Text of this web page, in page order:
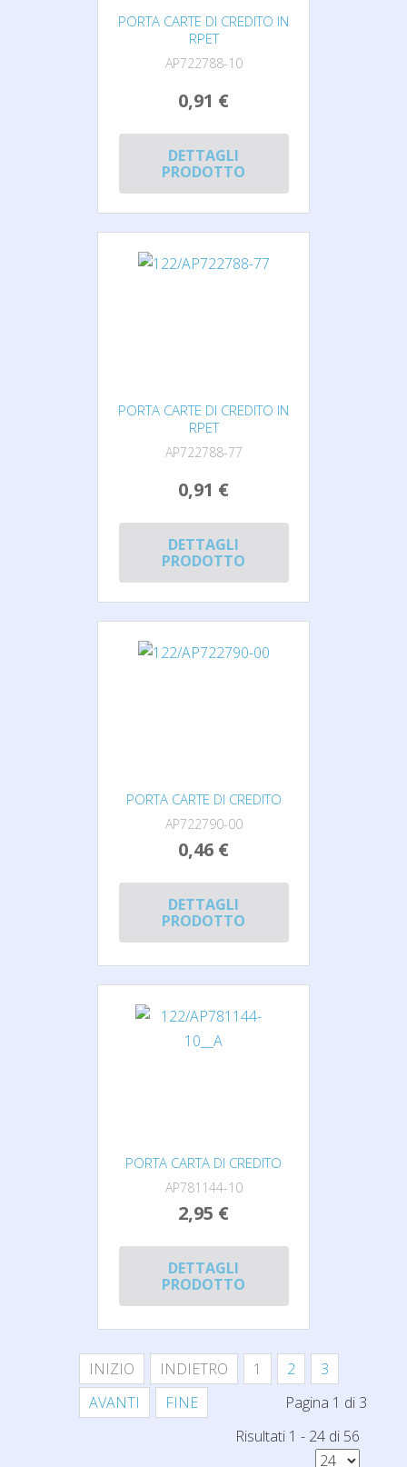
PORTA CARTE DI CREDITO IN
RPET
AP722788-10
0,91 €
DETTAGLI
PRODOTTO
PORTA CARTE DI CREDITO IN
RPET
AP722788-77
0,91 €
DETTAGLI
PRODOTTO
PORTA CARTE DI CREDITO
AP722790-00
0,46 €
DETTAGLI
PRODOTTO
PORTA CARTA DI CREDITO
AP781144-10
2,95 €
DETTAGLI
PRODOTTO
INIZIO INDIETRO 1 2
3
AVANTI
FINE
Pagina 1 di 3
Risultati 1 - 24 di 56